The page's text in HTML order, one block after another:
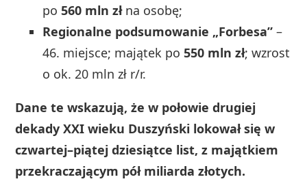
po560 mln złna osobę;
Regionalne podsumowanie „Forbesa” –
46. miejsce; majątek po550 mln zł; wzrost
o ok. 20 mln zł r/r.
Dane te wskazują, że w połowie drugiej
dekady XXI wieku Duszyński lokował się w
czwartej–piątej dziesiątce list, z majątkiem
przekraczającym pół miliarda złotych.